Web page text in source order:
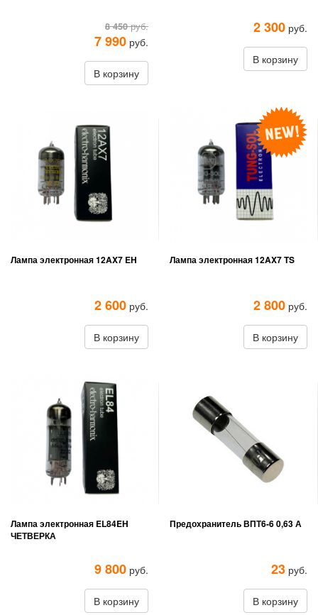
8 450руб.
7 990 руб.
В корзину
2 300 руб.
В корзину
Лампа электронная 12AX7 EH
2 600 руб.
В корзину
Лампа электронная 12AX7 TS
2 800 руб.
В корзину
Лампа электронная EL84EH
ЧЕТВЕРКА
9 800 руб.
В корзину
Предохранитель ВПТ6-6 0,63 А
23 руб.
В корзину